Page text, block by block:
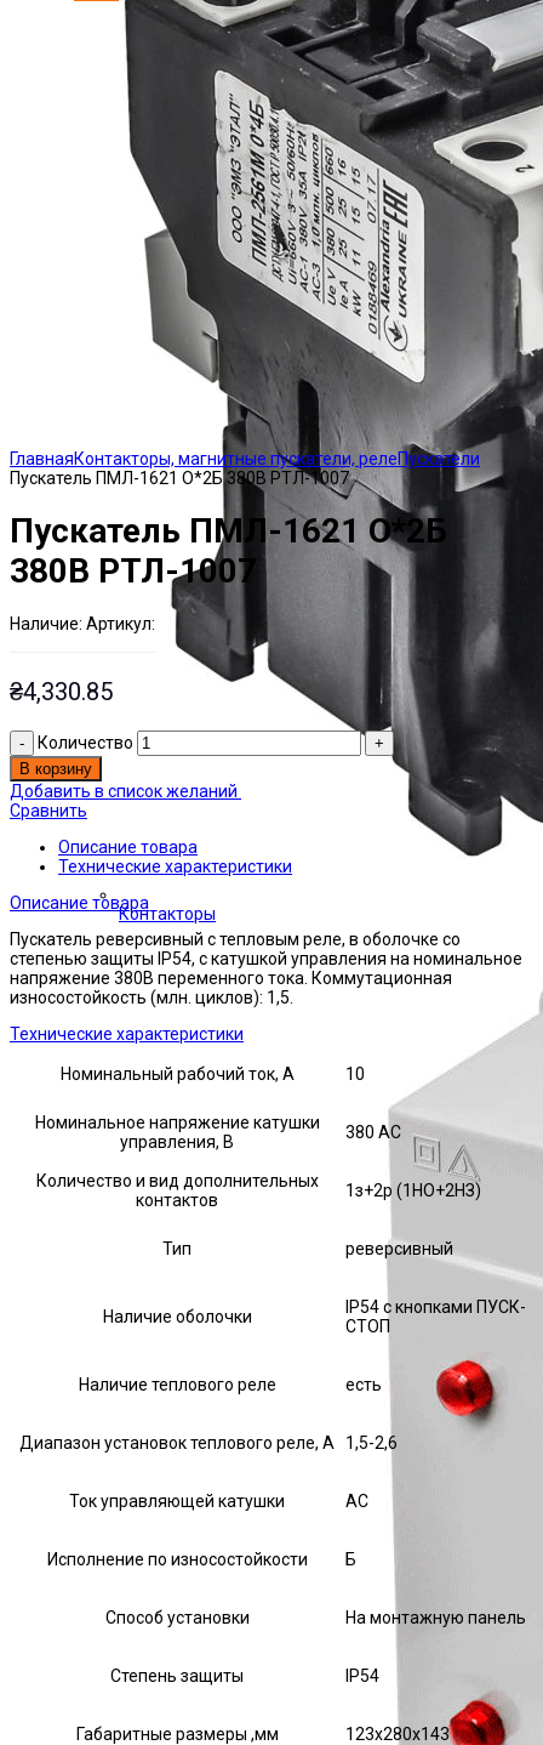
Контакторы
ГлавнаяКонтакторы, магнитные пускатели, релеПускатели
Пускатель ПМЛ-1621 О*2Б 380В РТЛ-1007
Пускатель ПМЛ-1621 О*2Б
380В РТЛ-1007
Наличие: Есть на складе
Артикул:
ЭТАЛ0000915
₴4,330.85
Количество
В корзину
Добавить в список желаний
Сравнить
Описание товара
Технические характеристики
Описание товара
Пускатель реверсивный с тепловым реле, в оболочке со
степенью защиты IP54, с катушкой управления на номинальное
напряжение 380В переменного тока. Коммутационная
износостойкость (млн. циклов): 1,5.
Технические характеристики
Номинальный рабочий ток, А 10
Номинальное напряжение катушки
управления, В
380 AC
Количество и вид дополнительных
контактов
1з+2р (1НО+2НЗ)
Тип реверсивный
Наличие оболочки
IP54 с кнопками ПУСК-
СТОП
Наличие теплового реле есть
Диапазон установок теплового реле, А 1,5-2,6
Ток управляющей катушки АС
Исполнение по износостойкости Б
Способ установки На монтажную панель
Степень защиты IP54
Габаритные размеры ,мм 123х280х143